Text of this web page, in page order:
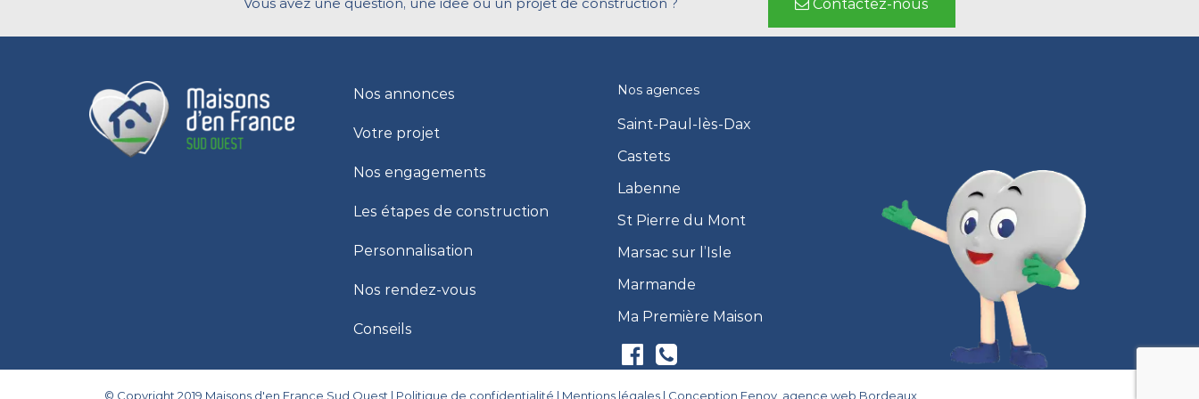
Contactez-nous
Nos annonces
Votre projet
Nos engagements
Les étapes de construction
Personnalisation
Nos rendez-vous
Conseils
Nos agences
Saint-Paul-lès-Dax
Castets
Labenne
St Pierre du Mont
Marsac sur l’Isle
Marmande
Ma Première Maison
© Copyright 2019 Maisons d'en France Sud Ouest | Politique de confidentialité | Mentions légales | Conception Eenov, agence web Bordeaux